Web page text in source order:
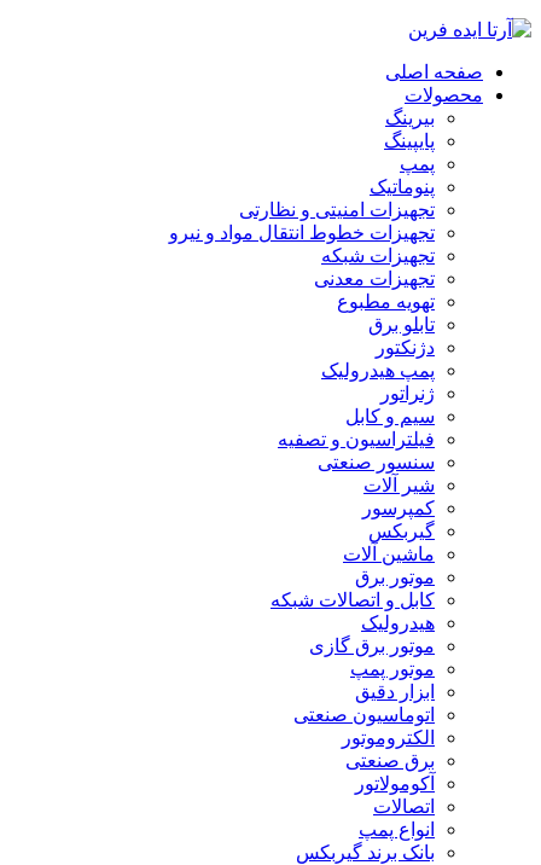
صفحه اصلی
محصولات
بیرینگ
پایپینگ
پمپ
پنوماتیک
تجهیزات امنیتی و نظارتی
تجهیزات خطوط انتقال مواد و نیرو
تجهیزات شبکه
تجهیزات معدنی
تهویه مطبوع
تابلو برق
دژنکتور
پمپ هیدرولیک
ژنراتور
سیم و کابل
فیلتراسیون و تصفیه
سنسور صنعتی
شیر آلات
کمپرسور
گیربکس
ماشین آلات
موتور برق
کابل و اتصالات شبکه
هیدرولیک
موتور برق گازی
موتور پمپ
ابزار دقیق
اتوماسیون صنعتی
الکتروموتور
برق صنعتی
آکومولاتور
اتصالات
انواع پمپ
بانک برند گیربکس